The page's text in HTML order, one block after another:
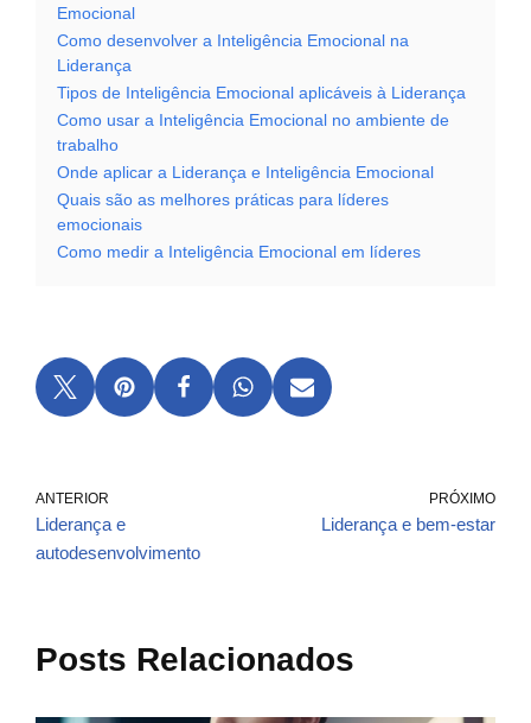
Emocional
Como desenvolver a Inteligência Emocional na
Liderança
Tipos de Inteligência Emocional aplicáveis à Liderança
Como usar a Inteligência Emocional no ambiente de
trabalho
Onde aplicar a Liderança e Inteligência Emocional
Quais são as melhores práticas para líderes
emocionais
Como medir a Inteligência Emocional em líderes
ANTERIOR
Liderança e
autodesenvolvimento
PRÓXIMO
Liderança e bem-estar
Posts Relacionados